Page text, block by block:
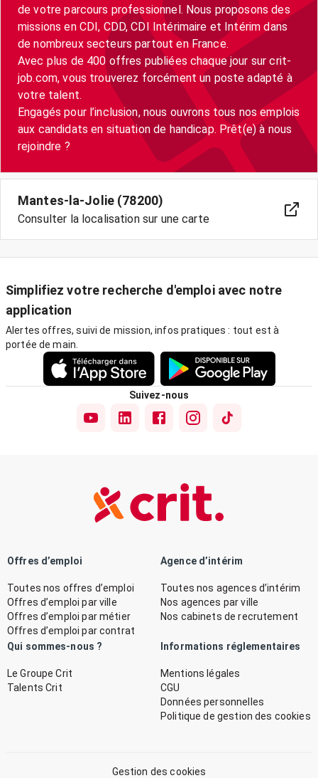
de votre parcours professionnel. Nous proposons des
missions en CDI, CDD, CDI Intérimaire et Intérim dans
de nombreux secteurs partout en France.
Avec plus de 400 offres publiées chaque jour sur crit-
job.com, vous trouverez forcément un poste adapté à
votre talent.
Engagés pour l’inclusion, nous ouvrons tous nos emplois
aux candidats en situation de handicap. Prêt(e) à nous
Mantes-la-Jolie (78200)
Consulter la localisation sur une carte
Simplifiez votre recherche d'emploi avec notre
application
Alertes offres, suivi de mission, infos pratiques : tout est à
portée de main.
Suivez-nous
Offres d’emploi
Toutes nos offres d’emploi
Offres d’emploi par ville
Offres d’emploi par métier
Offres d’emploi par contrat
Agence d’intérim
Toutes nos agences d’intérim
Nos agences par ville
Nos cabinets de recrutement
Qui sommes-nous ?
Le Groupe Crit
Talents Crit
Informations réglementaires
Mentions légales
CGU
Données personnelles
Politique de gestion des cookies
Gestion des cookies